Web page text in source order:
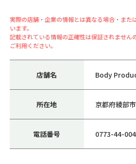
実際の店舗・企業の情報とは異なる場合・また
います。
記載されている情報の正確性は保証されません
ご利用ください。
店舗名 Body
所在地 京都府綾部
電話番号 0773-44-